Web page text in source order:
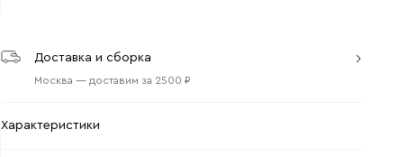
Доставка и сборка
Москва — доставим за 2500
Характеристики